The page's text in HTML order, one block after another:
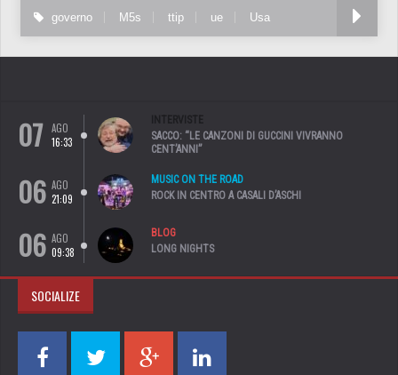
governo M5s ttip ue Usa
07
AGO
16:33
INTERVISTE
SACCO: “LE CANZONI DI GUCCINI VIVRANNO
CENT’ANNI”
06 AGO
21:09
MUSIC ON THE ROAD
ROCK IN CENTRO A CASALI D’ASCHI
06 AGO
09:38
BLOG
LONG NIGHTS
SOCIALIZE